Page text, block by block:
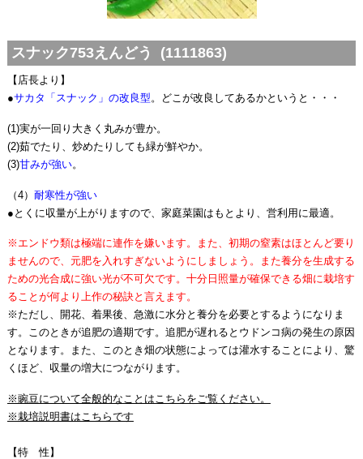
スナック753えんどう (1111863)
【店長より】
●サカタ「スナック」の改良型。どこが改良してあるかというと・・・
(1)実が一回り大きく丸みが豊か。
(2)茹でたり、炒めたりしても緑が鮮やか。
(3)甘みが強い。
（4） 耐寒性が強い
●とくに収量が上がりますので、家庭菜園はもとより、営利用に最適。
※エンドウ類は極端に連作を嫌います。また、初期の窒素はほとんど要り
ませんので、元肥を入れすぎないようにしましょう。また養分を生成する
ための光合成に強い光が不可欠です。十分日照量が確保できる畑に栽培す
ることが何より上作の秘訣と言えます。
※ただし、開花、着果後、急激に水分と養分を必要とするようになりま
す。このときが追肥の適期です。追肥が遅れるとウドンコ病の発生の原因
となります。また、このとき畑の状態によっては灌水することにより、驚
くほど、収量の増大につながります。
※豌豆について全般的なことはこちらをご覧ください。
※栽培説明書はこちらです
【特 性】